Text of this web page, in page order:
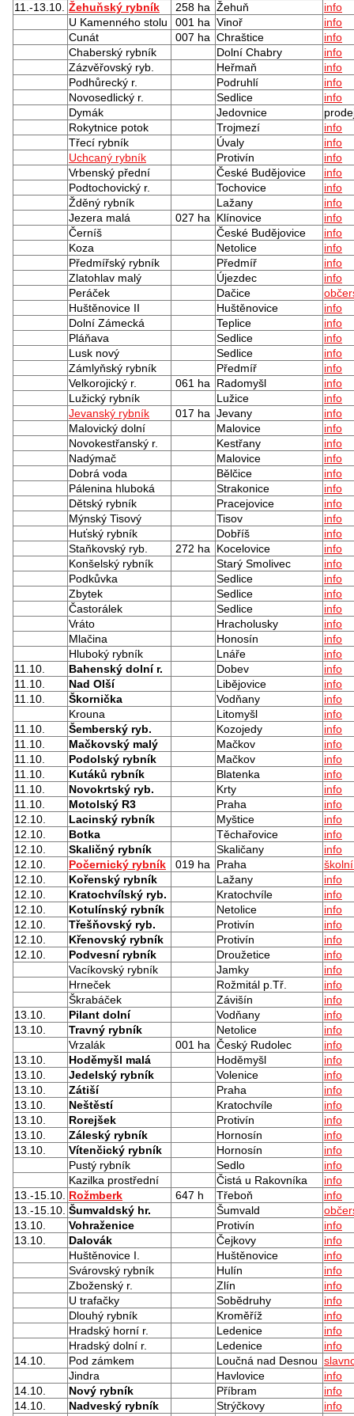
11.-13.10. Žehuňský rybník 258 ha Žehuň
info
U Kamenného stolu
001 ha Vinoř
info
Cunát
007 ha Chraštice
info
Chaberský rybník
Dolní Chabry
info
Zázvěřovský ryb.
Heřmaň
info
Podhůrecký r.
Podruhlí
info
Novosedlický r.
Sedlice
info
Dymák
Jedovnice
Rokytnice potok
Trojmezí
info
Třecí rybník
Úvaly
info
Uchcaný rybník
Protivín
info
Vrbenský přední
České Budějovice
info
Podtochovický r.
Tochovice
info
Žděný rybník
Lažany
info
Jezera malá
027 ha Klínovice
info
Černíš
České Budějovice
info
Koza
Netolice
info
Předmířský rybník
Předmíř
info
Zlatohlav malý
Újezdec
info
Peráček
Dačice
Huštěnovice II
Huštěnovice
info
Dolní Zámecká
Teplice
info
Pláňava
Sedlice
info
Lusk nový
Sedlice
info
Zámlyňský rybník
Předmíř
info
Velkorojický r.
061 ha Radomyšl
info
Lužický rybník
Lužice
info
Jevanský rybník
017 ha Jevany
info
Malovický dolní
Malovice
info
Novokestřanský r.
Kestřany
info
Nadýmač
Malovice
info
Dobrá voda
Bělčice
info
Pálenina hluboká
Strakonice
info
Dětský rybník
Pracejovice
info
Mýnský Tisový
Tisov
info
Huťský rybník
Dobříš
info
Staňkovský ryb.
272 ha Kocelovice
info
Konšelský rybník
Starý Smolivec
info
Podkůvka
Sedlice
info
Zbytek
Sedlice
info
Častorálek
Sedlice
info
Vráto
Hracholusky
info
Mlačina
Honosín
info
Hluboký rybník
Lnáře
info
11.10.
Bahenský dolní r. Dobev
info
11.10.
Nad Olší Libějovice
info
11.10.
Škornička Vodňany
info
Krouna
Litomyšl
info
11.10.
Šemberský ryb. Kozojedy
info
11.10.
Mačkovský malý Mačkov
info
11.10.
Podolský rybník Mačkov
info
11.10.
Kutáků rybník Blatenka
info
11.10.
Novokrtský ryb. Krty
info
11.10.
Motolský R3 Praha
info
12.10.
Lacinský rybník Myštice
info
12.10.
Botka Těchařovice
info
12.10.
Skaličný rybník Skaličany
info
12.10.
Počernický rybník 019 ha Praha
12.10.
Kořenský rybník Lažany
info
12.10.
Kratochvílský ryb. Kratochvíle
info
12.10.
Kotulínský rybník Netolice
info
12.10.
Třešňovský ryb. Protivín
info
12.10.
Křenovský rybník Protivín
info
12.10.
Podvesní rybník Droužetice
info
Vacíkovský rybník
Jamky
info
Hrneček
Rožmitál p.Tř.
info
Škrabáček
Závišín
info
13.10.
Pilant dolní Vodňany
info
13.10.
Travný rybník Netolice
info
Vrzalák
001 ha Český Rudolec
info
13.10.
Hoděmyšl malá Hoděmyšl
info
13.10.
Jedelský rybník Volenice
info
13.10.
Zátiší Praha
info
13.10.
Neštěstí Kratochvíle
info
13.10.
Rorejšek Protivín
info
13.10.
Záleský rybník Hornosín
info
13.10.
Vítenčický rybník Hornosín
info
Pustý rybník
Sedlo
info
Kazilka prostřední
Čistá u Rakovníka
info
13.-15.10. Rožmberk 647 h Třeboň
info
13.-15.10. Šumvaldský hr. Šumvald
13.10.
Vohraženice Protivín
info
13.10.
Dalovák Čejkovy
info
Huštěnovice I.
Huštěnovice
info
Svárovský rybník
Hulín
info
Zboženský r.
Zlín
info
U trafačky
Sobědruhy
info
Dlouhý rybník
Kroměříž
info
Hradský horní r.
Ledenice
info
Hradský dolní r.
Ledenice
info
14.10.
Pod zámkem Loučná nad Desnou
Jindra
Havlovice
info
14.10.
Nový rybník Příbram
info
14.10.
Nadveský rybník Strýčkovy
info